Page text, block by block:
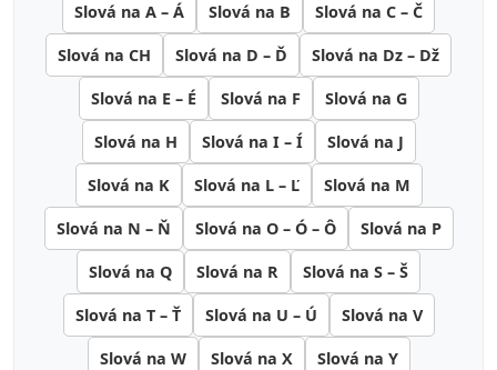
Slová na A – Á Slová na B Slová na C – Č
Slová na CH Slová na D – Ď Slová na Dz – Dž
Slová na E – É Slová na F Slová na G
Slová na H Slová na I – Í Slová na J
Slová na K Slová na L – Ľ Slová na M
Slová na N – Ň Slová na O – Ó – Ô Slová na P
Slová na Q Slová na R Slová na S – Š
Slová na T – Ť Slová na U – Ú Slová na V
Slová na W Slová na X Slová na Y